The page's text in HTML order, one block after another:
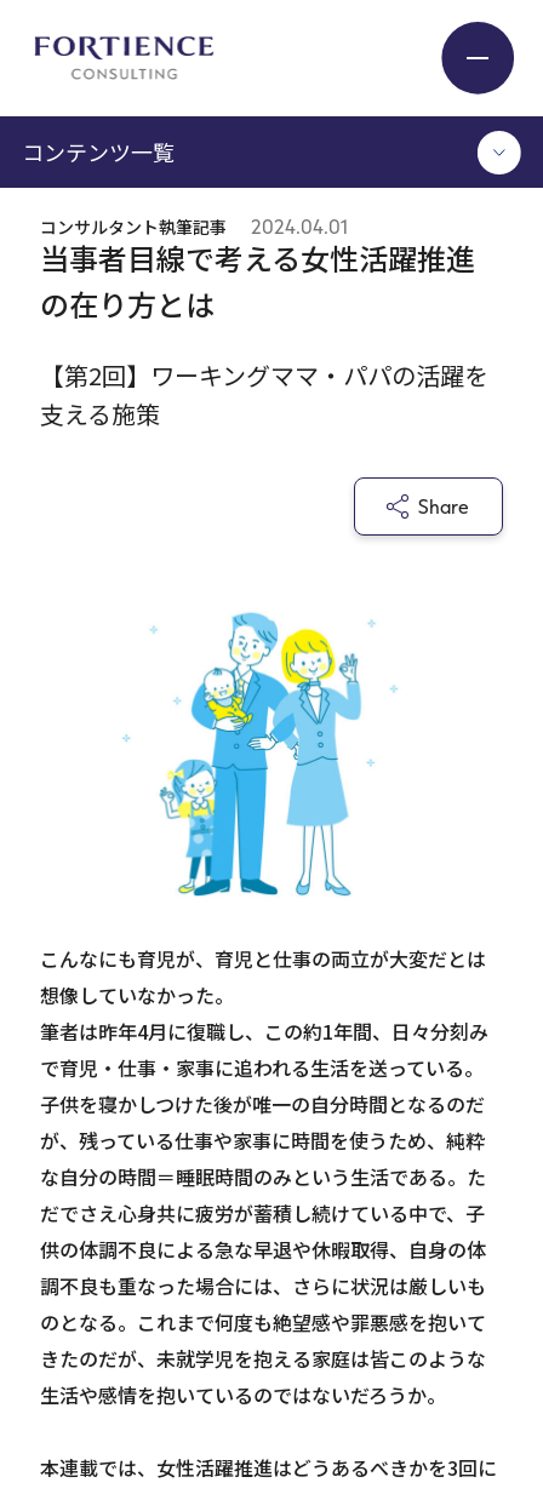
Service
Insight
コンテンツ一覧
TOP
コンサルタント執筆記事
セミナー / イベント
調査 / レポート
メディア掲載
当事者目線で考える女性活躍推進
の在り方とは
【第2回】ワーキングママ・パパの活躍を
支える施策
コンサルタント執筆記事 2024.04.01
Share
こんなにも育児が、育児と仕事の両立が大変だとは
想像していなかった。
筆者は昨年4月に復職し、この約1年間、日々分刻み
で育児・仕事・家事に追われる生活を送っている。
子供を寝かしつけた後が唯一の自分時間となるのだ
が、残っている仕事や家事に時間を使うため、純粋
な自分の時間＝睡眠時間のみという生活である。た
だでさえ心身共に疲労が蓄積し続けている中で、子
供の体調不良による急な早退や休暇取得、自身の体
調不良も重なった場合には、さらに状況は厳しいも
のとなる。これまで何度も絶望感や罪悪感を抱いて
きたのだが、未就学児を抱える家庭は皆このような
生活や感情を抱いているのではないだろうか。
本連載では、女性活躍推進はどうあるべきかを3回に